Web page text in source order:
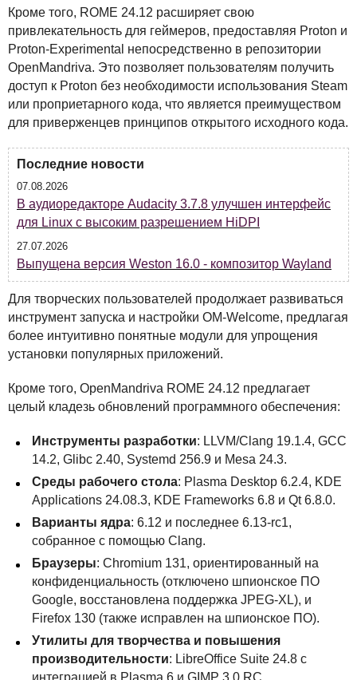
Кроме того, ROME 24.12 расширяет свою
привлекательность для геймеров, предоставляя Proton и
Proton-Experimental непосредственно в репозитории
OpenMandriva. Это позволяет пользователям получить
доступ к Proton без необходимости использования Steam
или проприетарного кода, что является преимуществом
для приверженцев принципов открытого исходного кода.
Последние новости
07.08.2026
В аудиоредакторе Audacity 3.7.8 улучшен интерфейс
для Linux с высоким разрешением HiDPI
27.07.2026
Выпущена версия Weston 16.0 - композитор Wayland
Для творческих пользователей продолжает развиваться
инструмент запуска и настройки OM-Welcome, предлагая
более интуитивно понятные модули для упрощения
установки популярных приложений.
Кроме того, OpenMandriva ROME 24.12 предлагает
целый кладезь обновлений программного обеспечения:
Инструменты разработки: LLVM/Clang 19.1.4, GCC
14.2, Glibc 2.40, Systemd 256.9 и Mesa 24.3.
Среды рабочего стола: Plasma Desktop 6.2.4, KDE
Applications 24.08.3, KDE Frameworks 6.8 и Qt 6.8.0.
Варианты ядра: 6.12 и последнее 6.13-rc1,
собранное с помощью Clang.
Браузеры: Chromium 131, ориентированный на
конфиденциальность (отключено шпионское ПО
Google, восстановлена поддержка JPEG-XL), и
Firefox 130 (также исправлен на шпионское ПО).
Утилиты для творчества и повышения
производительности: LibreOffice Suite 24.8 с
интеграцией в Plasma 6 и GIMP 3.0 RC.